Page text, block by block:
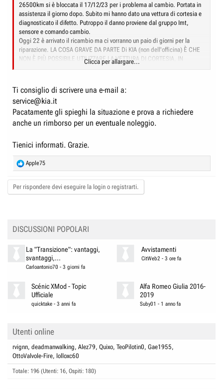
26500km si è bloccata il 17/12/23 per i problema al cambio. Portata in
assistenza il giorno dopo. Subito mi hanno dato una vettura di cortesia e
diagnosticato il difetto. Putroppo il danno proviene dal gruppo Imt,
sensore e comando cambio.
Oggi 22 è arrivato il ricambio ma ci vorranno un paio di giorni per la
riparazione. LA COSA GRAVE DA PARTE Di KIA (non dell'officina) È CHE
NON È PIÙ POSSIBILE UTILIZZARE LA VETTURA DI CORTESIA, IN
QUANTO IL RICAMBIO È ARRIVATO. Ho provato ha contattare più volte la
GRAZIE A KIA sono a piedi. Soprattutto in queste festività
Trovo alquanto deplorevole questo atteggiamento della gestione in
assistenza in garanzia.
Clicca per allargare...
Ti consiglio di scrivere una e-mail a:
service@kia.it
Pacatamente gli spieghi la situazione e prova a richiedere
anche un rimborso per un eventuale noleggio.
Tienici informati. Grazie.
R
e
a
c
t
s
Apple75
Per rispondere devi eseguire la login o registrarti.
DISCUSSIONI POPOLARI
La "Transizione": vantaggi,
svantaggi,...
Carloantonio70 - 3 giorni fa
Avvistamenti
CitWeb2 - 3 ore fa
Scénic XMod - Topic
Ufficiale
quicktake -3 anni fa
Alfa Romeo Giulia 2016-
2019
Suby01 - 1 anno fa
Utenti online
rvignn deadmanwalking Alez79 Quixo TeoPilotin0 Gae1955
OttoValvole-Fire lolloxc60
Totale: 196 (Utenti: 16, Ospiti: 180)